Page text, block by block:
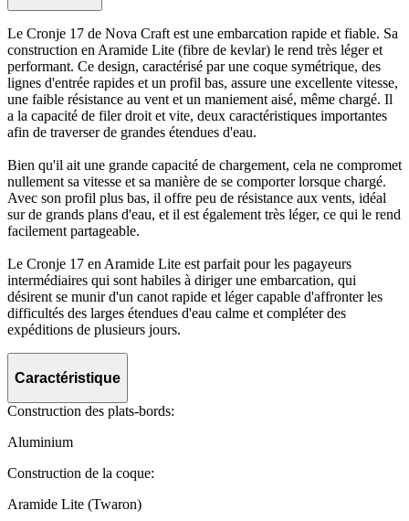
Le Cronje 17 de Nova Craft est une embarcation rapide et fiable. Sa
construction en Aramide Lite (fibre de kevlar) le rend très léger et
performant. Ce design, caractérisé par une coque symétrique, des
lignes d'entrée rapides et un profil bas, assure une excellente vitesse,
une faible résistance au vent et un maniement aisé, même chargé. Il
a la capacité de filer droit et vite, deux caractéristiques importantes
afin de traverser de grandes étendues d'eau.
Bien qu'il ait une grande capacité de chargement, cela ne compromet
nullement sa vitesse et sa manière de se comporter lorsque chargé.
Avec son profil plus bas, il offre peu de résistance aux vents, idéal
sur de grands plans d'eau, et il est également très léger, ce qui le rend
facilement partageable.
Le Cronje 17 en Aramide Lite est parfait pour les pagayeurs
intermédiaires qui sont habiles à diriger une embarcation, qui
désirent se munir d'un canot rapide et léger capable d'affronter les
difficultés des larges étendues d'eau calme et compléter des
expéditions de plusieurs jours.
Caractéristique
Construction des plats-bords:
Aluminium
Construction de la coque:
Aramide Lite (Twaron)